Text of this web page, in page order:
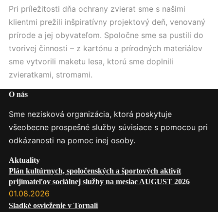
Pri príležitosti dňa ochrany zvierat sme s našimi
klientmi prežili inšpiratívny projektový deň, venovaný
prírode a jej obyvateľom. Spoločne sme sa pustili do
tvorivej činnosti – z kartónu a prírodných materiálov
sme vytvorili maketu lesa, ktorú sme doplnili
zvieratkami, stromami.
O nás
Sme nezisková organizácia, ktorá poskytuje
všeobecne prospešné služby súvisiace s pomocou pri
odkázanosti na pomoc inej osoby.
Aktuality
Plán kultúrnych, spoločenských a športových aktivít
prijímateľov sociálnej služby na mesiac AUGUST 2026
01.08.2026
Sladké osvieženie v Tornali